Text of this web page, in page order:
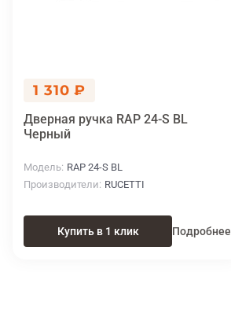
1 310 ₽
Дверная ручка RAP 24-S BL
Черный
Модель RAP 24-S BL
Производители RUCETTI
Купить в 1 клик Подробнее